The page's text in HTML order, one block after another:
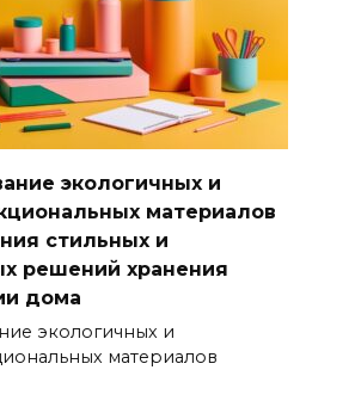
экологичных и
материалов
стильных и
решений хранения
дома
экологичных и
материалов